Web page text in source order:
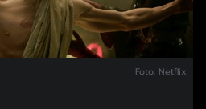
Foto: Netflix